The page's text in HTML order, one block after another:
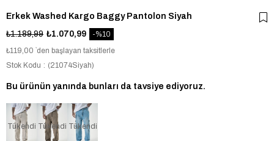
Erkek Washed Kargo Baggy Pantolon Siyah
₺1.189,99 ₺1.070,99
10
₺119,00 `den başlayan taksitlerle
Stok Kodu
(21074Siyah)
Bu ürünün yanında bunları da tavsiye ediyoruz.
Tükendi Tükendi Tükendi